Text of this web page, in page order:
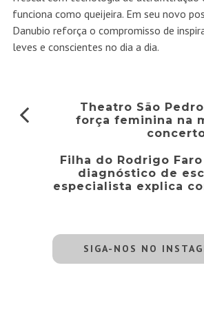
funciona como queijeira. Em seu novo
Danubio reforça o compromisso de
leves e conscientes no dia a dia.
Theatro São
força feminina na
Filha do Rodrigo
diagnóstico de
especialista explica
SIGA-NOS NO